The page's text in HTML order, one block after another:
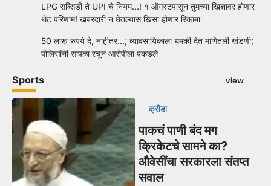
LPG सब्सिडी ते UPI चे नियम…! १ ऑगस्टपासून तुमच्या खिशावर होणार
थेट परिणाम! खबरदारी न घेतल्यास खिसा होणार रिकामा
50 लाख रुपये दे, नाहीतर…; व्यावसायिकाला धमकी देत मागितली खंडणी;
पोलिसांनी सापळा रचून आरोपीला पकडले
Sports view
क्रीडा
पाकचं पाणी बंद मग
क्रिकेटचे सामने का?
औवेसींचा सरकारला संतप्त
सवाल